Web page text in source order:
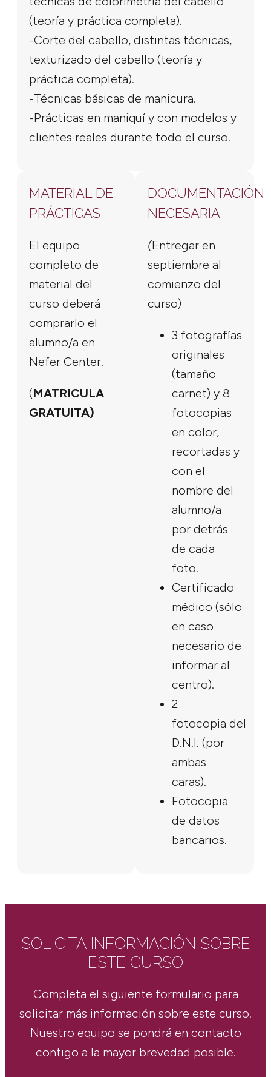
(teoría y práctica completa).
-Corte del cabello, distintas técnicas,
texturizado del cabello (teoría y
práctica completa).
-Técnicas básicas de manicura.
-Prácticas en maniquí y con modelos y
clientes reales durante todo el curso.
MATERIAL DE
PRÁCTICAS
El equipo
completo de
material del
curso deberá
comprarlo el
alumno/a en
Nefer Center.
(MATRICULA
GRATUITA)
DOCUMENTACIÓN
NECESARIA
(Entregar en
septiembre al
comienzo del
curso)
3 fotografías
originales
(tamaño
carnet) y 8
fotocopias
en color,
recortadas y
con el
nombre del
alumno/a
por detrás
de cada
foto.
Certificado
médico (sólo
en caso
necesario de
informar al
centro).
2
fotocopia del
D.N.I. (por
ambas
caras).
Fotocopia
de datos
bancarios.
SOLICITA INFORMACIÓN SOBRE
ESTE CURSO
Completa el siguiente formulario para
solicitar más información sobre este curso.
Nuestro equipo se pondrá en contacto
contigo a la mayor brevedad posible.